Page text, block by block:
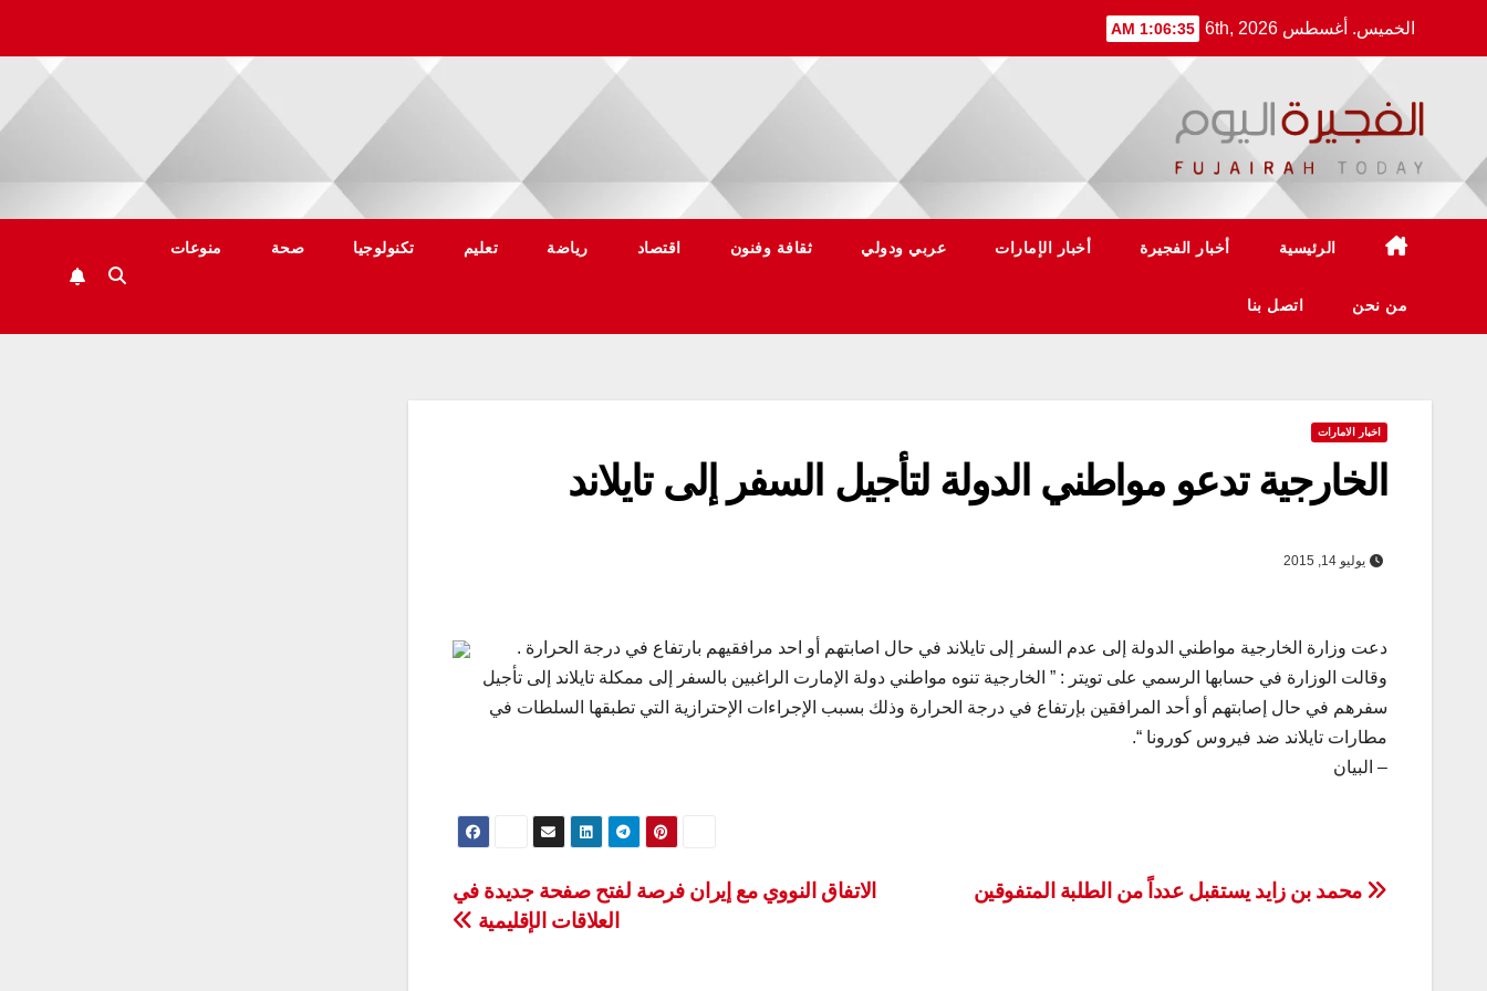
الخميس. أغسطس 6th, 2026 1:06:36 AM
الرئيسية أخبار الفجيرة أخبار الإمارات عربي ودولي ثقافة وفنون اقتصاد رياضة تعليم تكنولوجيا صحة منوعات
من نحن اتصل بنا
اخبار الامارات
الخارجية تدعو مواطني الدولة لتأجيل السفر إلى تايلاند
يوليو 14, 2015
دعت وزارة الخارجية مواطني الدولة إلى عدم السفر إلى تايلاند في حال اصابتهم أو احد مرافقيهم بارتفاع في درجة الحرارة .
وقالت الوزارة في حسابها الرسمي على تويتر : ” الخارجية تنوه مواطني دولة الإمارت الراغبين بالسفر إلى ممكلة تايلاند إلى تأجيل
سفرهم في حال إصابتهم أو أحد المرافقين بإرتفاع في درجة الحرارة وذلك بسبب الإجراءات الإحترازية التي تطبقها السلطات في
مطارات تايلاند ضد فيروس كورونا “.
– البيان
تصفّح
الاتفاق النووي مع إيران فرصة لفتح صفحة جديدة في
العلاقات الإقليمية
محمد بن زايد يستقبل عدداً من الطلبة المتفوقين